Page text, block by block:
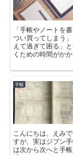
「手帳やノートを
つい買ってしまう
えて過ぎて困る」
くための時間がか
手帳
こんにちは、えみ
すが、実はジブン
は次から次へと手